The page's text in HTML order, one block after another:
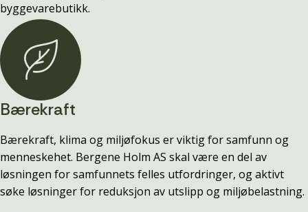
byggevarebutikk.
Bærekraft
Bærekraft, klima og miljøfokus er viktig for samfunn og
menneskehet. Bergene Holm AS skal være en del av
løsningen for samfunnets felles utfordringer, og aktivt
søke løsninger for reduksjon av utslipp og miljøbelastning.